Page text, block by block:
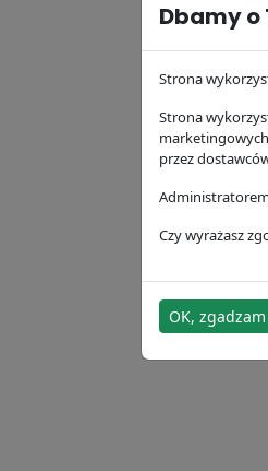
Dbamy
Strona
Strona
przez
Czy wyrażasz
OK,